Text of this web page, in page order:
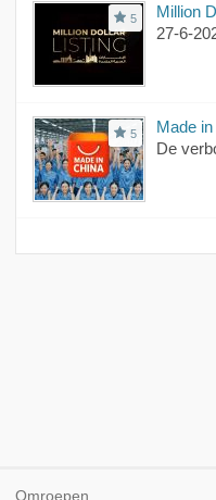
5
Million
27-6-
5
Made
De
Omroepen